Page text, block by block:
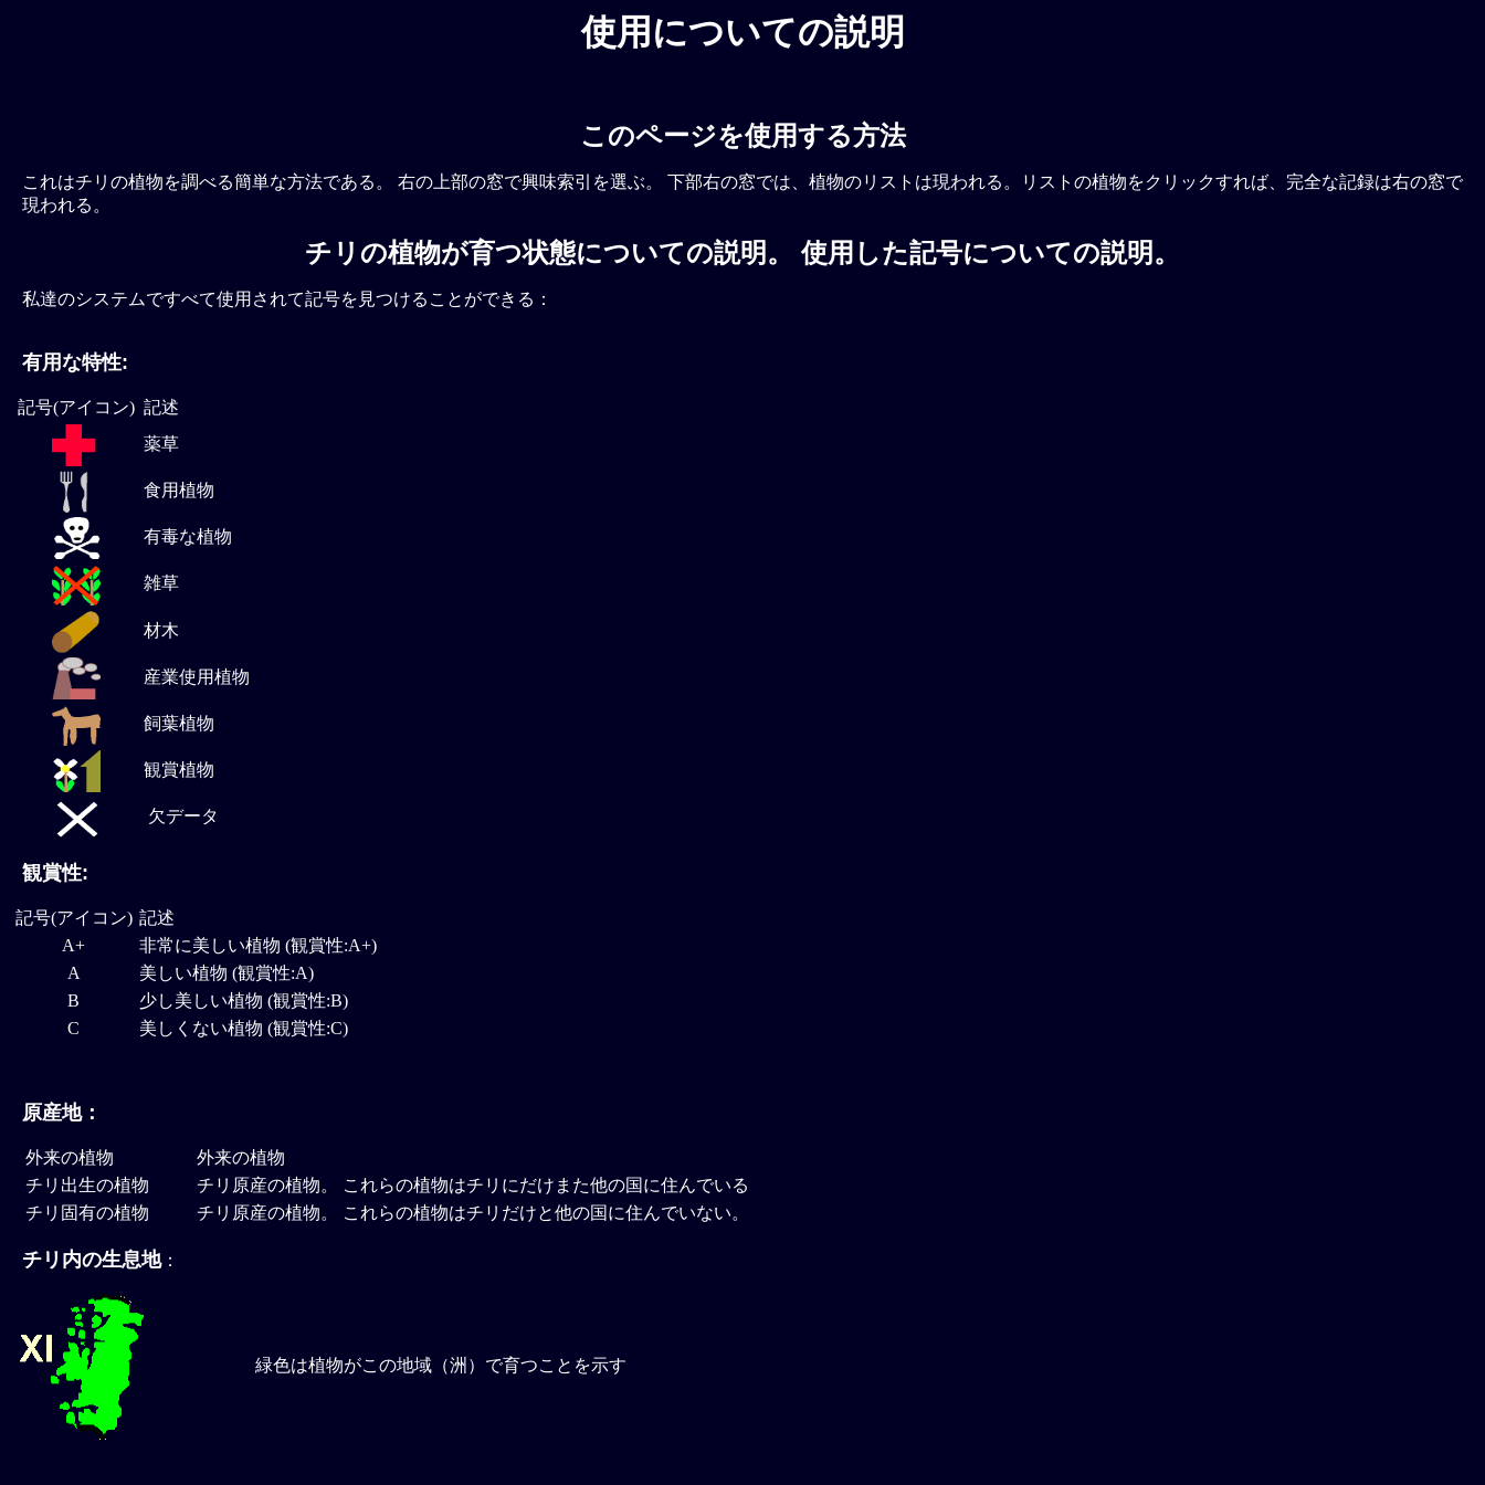
使用についての説明
このページを使用する方法
これはチリの植物を調べる簡単な方法である。 右の上部の窓で興味索引を選ぶ。 下部右の窓では、植物のリストは現われる。リストの植物をクリックすれば、完全な記録は右の窓で
現われる。
チリの植物が育つ状態についての説明。 使用した記号についての説明。
私達のシステムですべて使用されて記号を見つけることができる：
有用な特性:
記号(アイコン) 記述
薬草
食用植物
有毒な植物
雑草
材木
産業使用植物
飼葉植物
観賞植物
欠データ
観賞性:
記号(アイコン) 記述
A+
非常に美しい植物 (観賞性:A+)
A
美しい植物 (観賞性:A)
B
少し美しい植物 (観賞性:B)
C
美しくない植物 (観賞性:C)
原産地：
外来の植物
外来の植物
チリ出生の植物
チリ原産の植物。 これらの植物はチリにだけまた他の国に住んでいる
チリ固有の植物
チリ原産の植物。 これらの植物はチリだけと他の国に住んでいない。
チリ内の生息地：
緑色は植物がこの地域（洲）で育つことを示す